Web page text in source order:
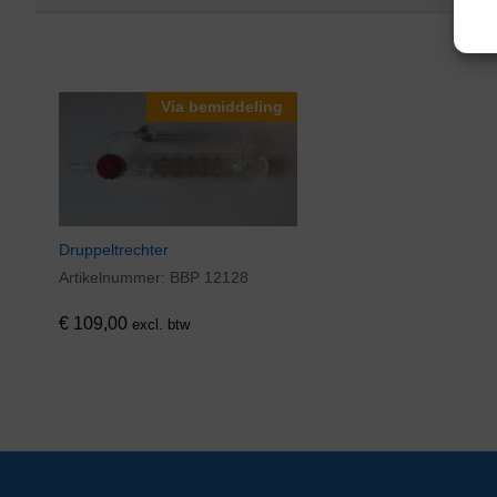
Via bemiddeling
Druppeltrechter
Artikelnummer: BBP 12128
€ 109,00 excl. btw